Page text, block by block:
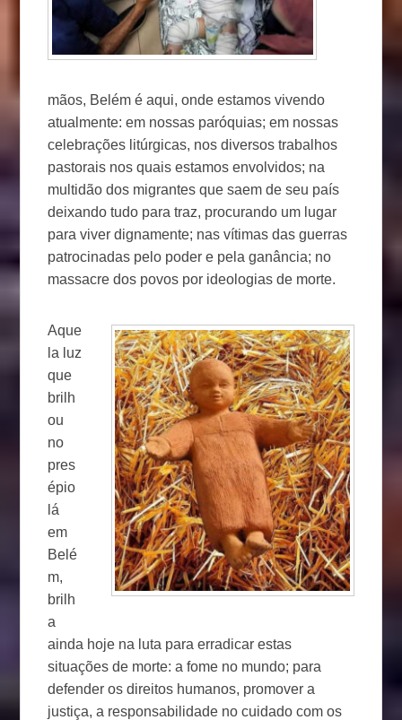
mãos, Belém é aqui, onde estamos vivendo
atualmente: em nossas paróquias; em nossas
celebrações litúrgicas, nos diversos trabalhos
pastorais nos quais estamos envolvidos; na
multidão dos migrantes que saem de seu país
deixando tudo para traz, procurando um lugar
para viver dignamente; nas vítimas das guerras
patrocinadas pelo poder e pela ganância; no
massacre dos povos por ideologias de morte.
Aque
la luz
que
brilh
ou
no
pres
épio
lá
em
Belé
m,
brilh
a
ainda hoje na luta para erradicar estas
situações de morte: a fome no mundo; para
defender os direitos humanos, promover a
justiça, a responsabilidade no cuidado com os